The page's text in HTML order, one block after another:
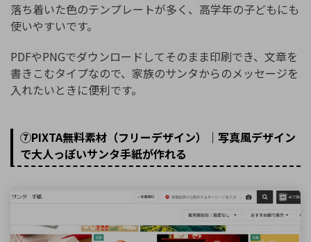
落ち着いた色のテンプレートが多く、高学年の子どもにも
使いやすいです。
PDFやPNGでダウンロードしてそのまま印刷でき、文章を
書きこむタイプなので、家族のサンタからのメッセージを
入れたいときに便利です。
⑦PIXTA無料素材（フリーデザイン）｜写真風デザイン
で大人っぽいサンタ手紙が作れる